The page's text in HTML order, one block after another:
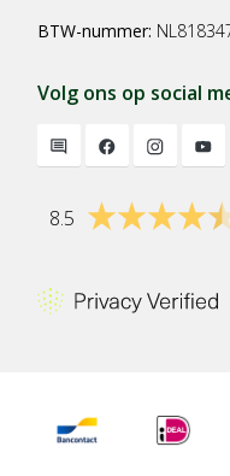
BTW-nummer:
Volg ons op social
8.5